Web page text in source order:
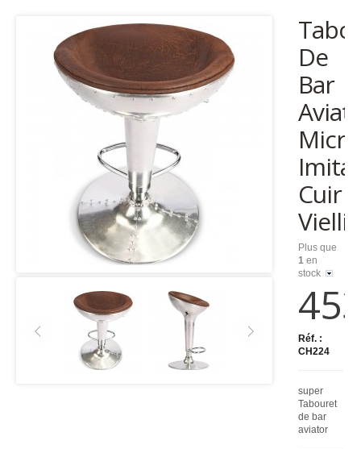
De
Bar
Cuir
Vielli
Plus que
1 en
stock
Réf. :
CH224
super
Tabouret
de bar
aviator